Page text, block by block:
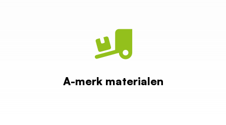
A-merk materialen